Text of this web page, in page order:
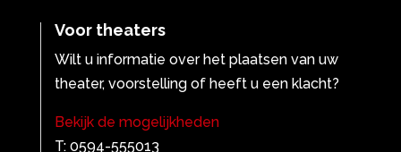
Voor theaters
Wilt u informatie over het plaatsen van uw
theater, voorstelling of heeft u een klacht?
Bekijk de mogelijkheden
T: 0594-555013